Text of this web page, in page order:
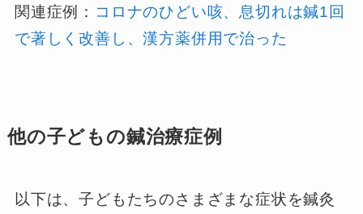
関連症例： コロナのひどい咳、息切れは鍼1回
で著しく改善し、漢方薬併用で治った
他の子どもの鍼治療症例
以下は、子どもたちのさまざまな症状を鍼灸